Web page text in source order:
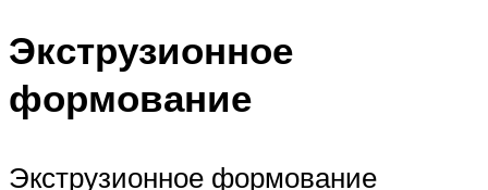
Экструзионное
формование
Экструзионное формование